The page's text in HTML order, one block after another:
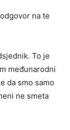
na te
To je
međunarodni
da smo samo
ne smeta